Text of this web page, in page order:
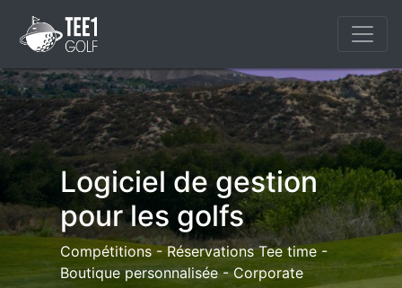
Logiciel de gestion
pour les golfs
Compétitions - Réservations Tee time -
Boutique personnalisée - Corporate